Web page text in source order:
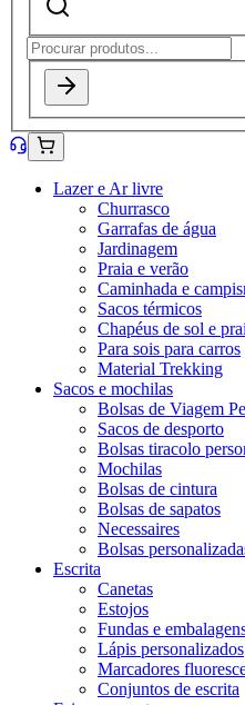
Lazer e Ar livre
Churrasco
Garrafas de água
Jardinagem
Praia e verão
Caminhada e
Sacos térmicos
Chapéus de sol e
Para sois para carros
Material Trekking
Sacos e mochilas
Bolsas de Viagem
Sacos de desporto
Bolsas tiracolo
Mochilas
Bolsas de cintura
Bolsas de sapatos
Necessaires
Bolsas
Escrita
Canetas
Estojos
Fundas e
Lápis personalizados
Marcadores
Conjuntos de escrita